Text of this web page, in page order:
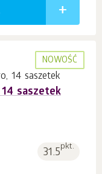
NOWOŚĆ
saszetek
31.5pkt.